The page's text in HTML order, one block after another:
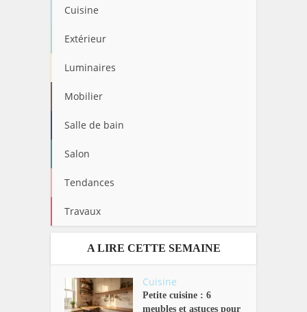
Cuisine
Extérieur
Luminaires
Mobilier
Salle de bain
Salon
Tendances
Travaux
A LIRE CETTE SEMAINE
Cuisine
Petite cuisine : 6
meubles et astuces pour